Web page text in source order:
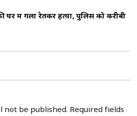
की घर में गला रेतकर हत्या, पुलिस को करीबी
not be published. Required fields